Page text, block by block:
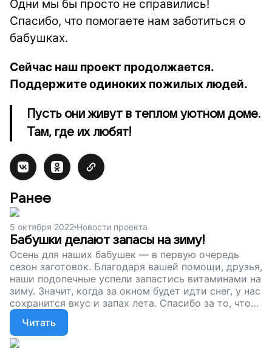
Одни мы бы просто не справились!
Спасибо, что помогаете нам заботиться о
бабушках.
Сейчас наш проект продолжается.
Поддержите одиноких пожилых людей.
Пусть они живут в теплом уютном доме.
Там, где их любят!
Ранее
5 октября 2022 Новости проекта
Бабушки делают запасы на зиму!
Осень для наших бабушек — в первую очередь
сезон заготовок. Благодаря вашей помощи, друзья,
наши подопечные успели запастись витаминами на
зиму. Значит, когда за окном будет идти снег, у нас
сохранится вкус и запах лета. Спасибо за то, что
помогаете одиноким пожилым людям. Сбор для
них продолжается. Давайте наполним жизнь
бабушек и дедушек заботой и уютом!
Читать